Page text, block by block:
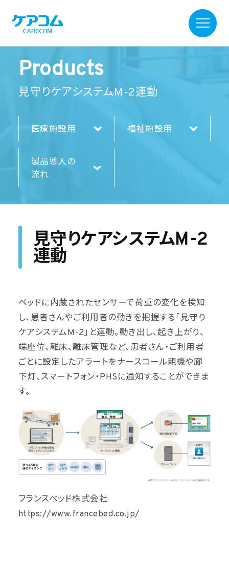
Products
見守りケアシステムM-2連動
医療施設用 福祉施設用
製品導入の
流れ
見守りケアシステムM-2
連動
ベッドに内蔵されたセンサーで荷重の変化を検知
し、患者さんやご利用者の動きを把握する「見守り
ケアシステムM-2」と連動。動き出し、起き上がり、
端座位、離床、離床管理など、患者さん・ご利用者
ごとに設定したアラートをナースコール親機や廊
下灯、スマートフォン・PHSに通知することができま
す。
フランスベッド株式会社
https://www.francebed.co.jp/